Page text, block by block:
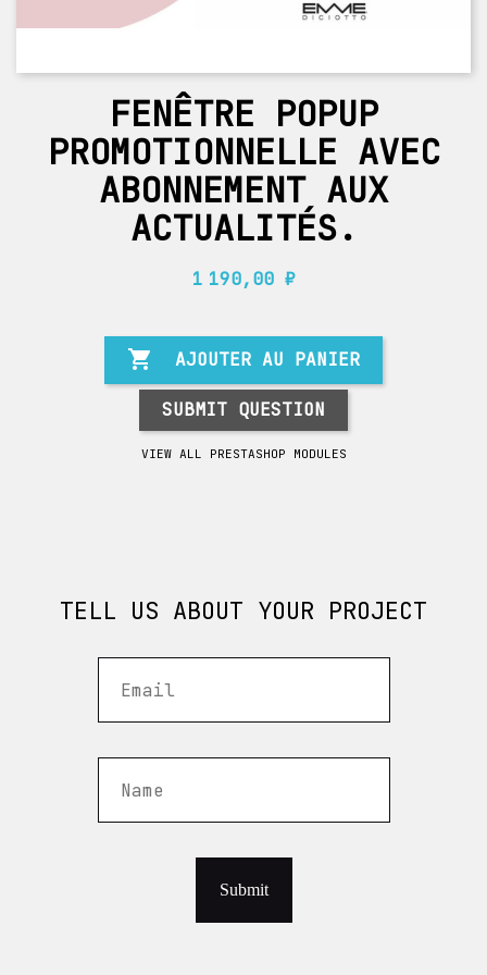
FENÊTRE POPUP
PROMOTIONNELLE AVEC
ABONNEMENT AUX
ACTUALITÉS.
1 190,00 ₽
 AJOUTER AU PANIER
SUBMIT QUESTION
VIEW ALL PRESTASHOP MODULES
TELL US ABOUT YOUR PROJECT
Submit